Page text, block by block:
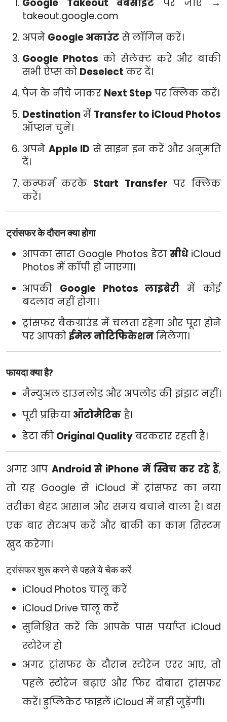
Google Takeout वेबसाइट पर जाएं →
takeout.google.com
अपने Google अकाउंटसे लॉगिन करें।
Google Photos को सेलेक्ट करें और बाकी
सभी ऐप्स को Deselect कर दें।
पेज के नीचे जाकर Next Step पर क्लिक करें।
Destinationमें Transfer to iCloud Photos
ऑप्शन चुनें।
अपने Apple ID से साइन इन करें और अनुमति
दें।
कन्फर्म करके Start Transferपर क्लिक
करें।
ट्रांसफर के दौरान क्या होगा
आपका सारा Google Photos डेटा सीधेiCloud
Photos में कॉपी हो जाएगा।
आपकी Google Photos लाइब्रेरी में कोई
बदलाव नहीं होगा।
ट्रांसफर बैकग्राउंड में चलता रहेगा और पूरा होने
पर आपकोईमेल नोटिफिकेशनमिलेगा।
फायदा क्या है?
मैन्युअल डाउनलोड और अपलोड की झंझट नहीं।
पूरी प्रक्रिया ऑटोमैटिकहै।
डेटा की Original Qualityबरकरार रहती है।
अगर आप Android से iPhone में स्विच कर रहे हैं,
तो यह Google से iCloud में ट्रांसफर का नया
तरीका बेहद आसान और समय बचाने वाला है। बस
एक बार सेटअप करें और बाकी का काम सिस्टम
खुद करेगा।
ट्रांसफर शुरू करने से पहले ये चेक करें
iCloud Photos चालू करें
iCloud Drive चालू करें
सुनिश्चित करें कि आपके पास पर्याप्त iCloud
स्टोरेज हो
अगर ट्रांसफर के दौरान स्टोरेज एरर आए, तो
पहले स्टोरेज बढ़ाएं और फिर दोबारा ट्रांसफर
करें। डुप्लिकेट फाइलें iCloud में नहीं जुड़ेंगी।